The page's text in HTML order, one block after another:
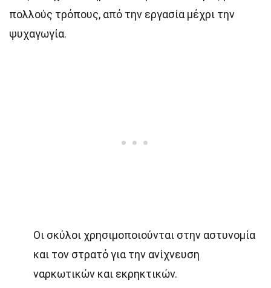
πολλούς τρόπους, από την εργασία μέχρι την
ψυχαγωγία.
Οι σκύλοι χρησιμοποιούνται στην αστυνομία
και τον στρατό για την ανίχνευση
ναρκωτικών και εκρηκτικών.